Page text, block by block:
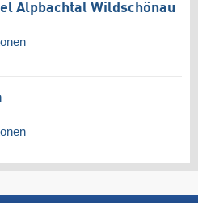
Alpbachtal Wildschönau